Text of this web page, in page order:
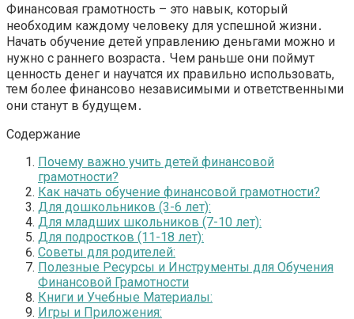
Финансовая грамотность – это навык, который
необходим каждому человеку для успешной жизни․
Начать обучение детей управлению деньгами можно и
нужно с раннего возраста․ Чем раньше они поймут
ценность денег и научатся их правильно использовать,
тем более финансово независимыми и ответственными
они станут в будущем․
Содержание
Почему важно учить детей финансовой
грамотности?
Как начать обучение финансовой грамотности?
Для дошкольников (3-6 лет):
Для младших школьников (7-10 лет):
Для подростков (11-18 лет):
Советы для родителей:
Полезные Ресурсы и Инструменты для Обучения
Финансовой Грамотности
Книги и Учебные Материалы:
Игры и Приложения: